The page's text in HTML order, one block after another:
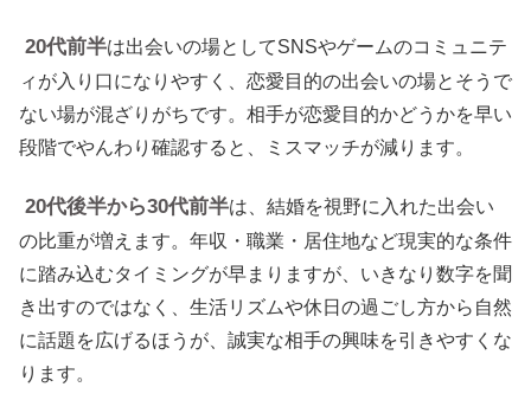
20代前半は出会いの場としてSNSやゲームのコミュニテ
ィが入り口になりやすく、恋愛目的の出会いの場とそうで
ない場が混ざりがちです。相手が恋愛目的かどうかを早い
段階でやんわり確認すると、ミスマッチが減ります。
20代後半から30代前半は、結婚を視野に入れた出会い
の比重が増えます。年収・職業・居住地など現実的な条件
に踏み込むタイミングが早まりますが、いきなり数字を聞
き出すのではなく、生活リズムや休日の過ごし方から自然
に話題を広げるほうが、誠実な相手の興味を引きやすくな
ります。